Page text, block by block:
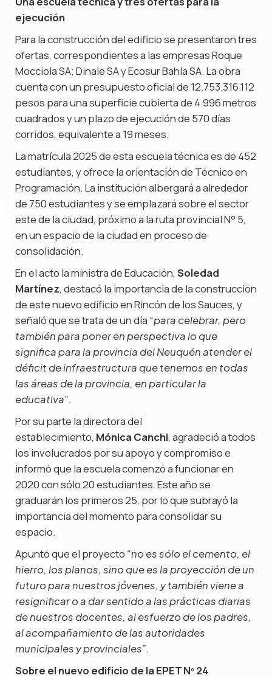
ejecución
Para la construcción del edificio se presentaron tres
ofertas, correspondientes a las empresas Roque
Mocciola SA; Dinale SA y Ecosur Bahía SA. La obra
cuenta con un presupuesto oficial de 12.753.316.112
pesos para una superficie cubierta de 4.996 metros
cuadrados y un plazo de ejecución de 570 días
corridos, equivalente a 19 meses.
La matrícula 2025 de esta escuela técnica es de 452
estudiantes, y ofrece la orientación de Técnico en
Programación. La institución albergará a alrededor
de 750 estudiantes y se emplazará sobre el sector
este de la ciudad, próximo a la ruta provincial N° 5,
en un espacio de la ciudad en proceso de
consolidación.
En el acto la ministra de Educación, Soledad
Martínez, destacó la importancia de la construcción
de este nuevo edificio en Rincón de los Sauces, y
señaló que se trata de un día “para celebrar, pero
también para poner en perspectiva lo que
significa para la provincia del Neuquén atender el
déficit de infraestructura que tenemos en todas
las áreas de la provincia, en particular la
educativa”.
Por su parte la directora del
establecimiento, Mónica Canchi, agradeció a todos
los involucrados por su apoyo y compromiso e
informó que la escuela comenzó a funcionar en
2020 con sólo 20 estudiantes. Este año se
graduarán los primeros 25, por lo que subrayó la
importancia del momento para consolidar su
espacio.
Apuntó que el proyecto “no es sólo el cemento, el
hierro, los planos, sino que es la proyección de un
futuro para nuestros jóvenes, y también viene a
resignificar o a dar sentido a las prácticas diarias
de nuestros docentes, al esfuerzo de los padres,
al acompañamiento de las autoridades
municipales y provinciales”.
Sobre el nuevo edificio de la EPET Nº 24